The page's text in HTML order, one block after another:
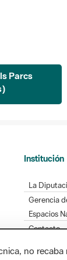
Parcs
Institución
La
Gerencia
Espacios
Contacto
no